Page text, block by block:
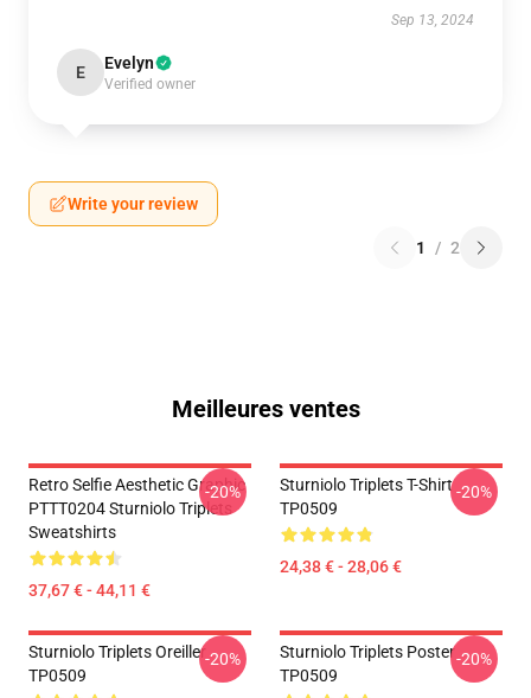
Sep 13, 2024
E Evelyn
Verified owner
Write your review
1 / 2
Meilleures ventes
Retro Selfie Aesthetic Graphic
PTTT0204 Sturniolo Triplets
Sweatshirts
37,67 € - 44,11 €
-20%
Sturniolo Triplets T-Shirt
TP0509
24,38 € - 28,06 €
-20%
Sturniolo Triplets Oreiller
TP0509
-20%
Sturniolo Triplets Poster
TP0509
-20%